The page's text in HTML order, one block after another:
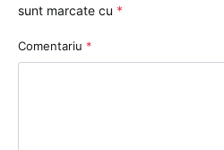
sunt marcate cu *
Comentariu *